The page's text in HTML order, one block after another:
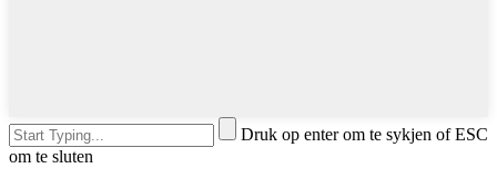
Druk op enter om te sykjen of ESC
om te sluten